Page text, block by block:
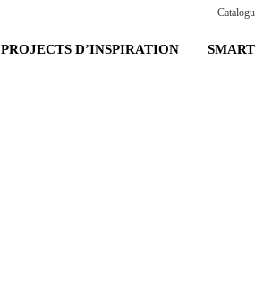
PROJECTS D’INSPIRATION